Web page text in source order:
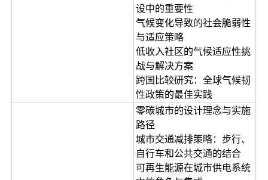
设中的重要性
气候变化导致的社会脆弱性
与适应策略
低收入社区的气候适应性挑
战与解决方案
跨国比较研究：全球气候韧
性政策的最佳实践
零碳城市的设计理念与实施
路径
城市交通减排策略：步行、
自行车和公共交通的结合
可再生能源在城市供电系统